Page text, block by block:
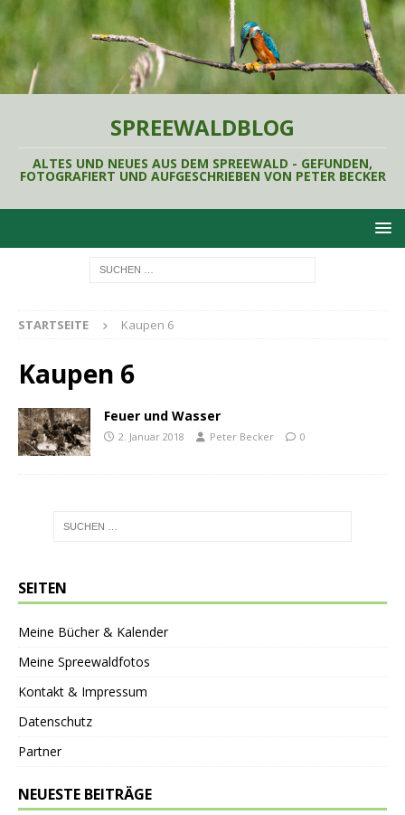
SPREEWALDBLOG
ALTES UND NEUES AUS DEM SPREEWALD - GEFUNDEN,
FOTOGRAFIERT UND AUFGESCHRIEBEN VON PETER BECKER
STARTSEITE Kaupen 6
Kaupen 6
Feuer und Wasser
2. Januar 2018 Peter Becker 0
SEITEN
Meine Bücher & Kalender
Meine Spreewaldfotos
Kontakt & Impressum
Datenschutz
Partner
NEUESTE BEITRÄGE